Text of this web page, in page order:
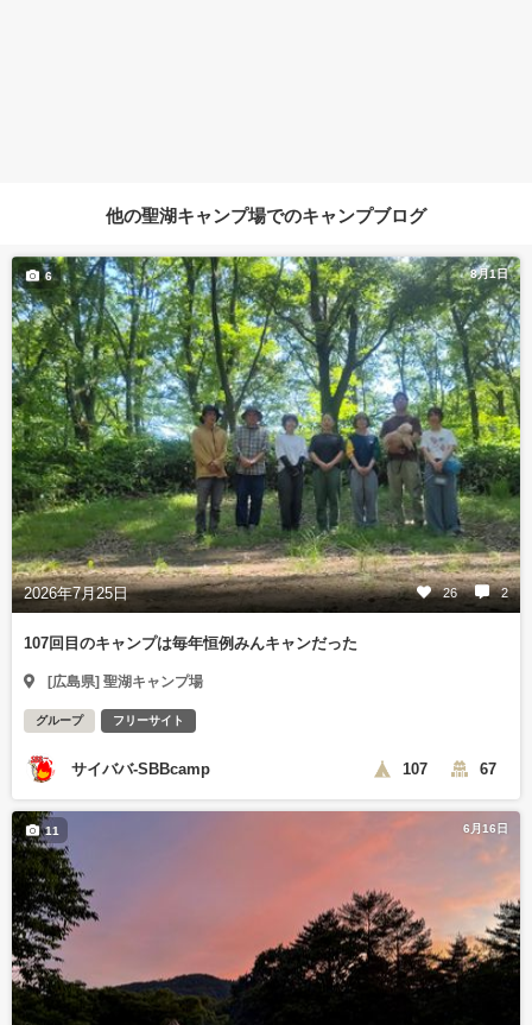
他の聖湖キャンプ場でのキャンプブログ
8月1日
2026年7月25日 26 2
6
107回目のキャンプは毎年恒例みんキャンだった
[広島県] 聖湖キャンプ場
グループ フリーサイト
サイババ-SBBcamp 107 67
6月16日
11